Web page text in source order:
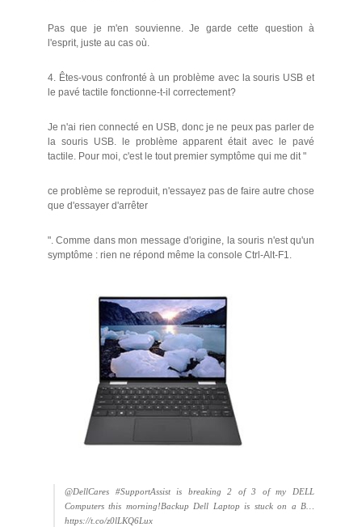
Pas que je m'en souvienne. Je garde cette question à
l'esprit, juste au cas où.
4. Êtes-vous confronté à un problème avec la souris USB et
le pavé tactile fonctionne-t-il correctement?
Je n'ai rien connecté en USB, donc je ne peux pas parler de
la souris USB. le problème apparent était avec le pavé
tactile. Pour moi, c'est le tout premier symptôme qui me dit "
ce problème se reproduit, n'essayez pas de faire autre chose
que d'essayer d'arrêter
". Comme dans mon message d'origine, la souris n'est qu'un
symptôme : rien ne répond même la console Ctrl-Alt-F1.
@DellCares #SupportAssist is breaking 2 of 3 of my DELL
Computers this morning!Backup Dell Laptop is stuck on a B…
https://t.co/z0lLKQ6Lux